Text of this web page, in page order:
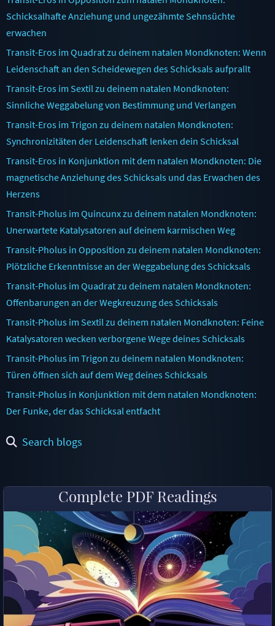
Schicksalhafte Anziehung und ungezähmte Sehnsüchte
erwachen
Transit-Eros im Quadrat zu deinem natalen Mondknoten: Wenn
Leidenschaft an den Scheidewegen des Schicksals aufprallt
Transit-Eros im Sextil zu deinem natalen Mondknoten:
Sinnliche Weggabelung von Bestimmung und Verlangen
Transit-Eros im Trigon zu deinem natalen Mondknoten:
Synchronizitäten der Leidenschaft lenken dein Schicksal
Transit-Eros in Konjunktion mit dem natalen Mondknoten: Die
magnetische Anziehung des Schicksals und das Erwachen des
Herzens
Transit-Pholus im Quincunx zu deinem natalen Mondknoten:
Unerwartete Katalysatoren auf deinem karmischen Weg
Transit-Pholus in Opposition zu deinem natalen Mondknoten:
Plötzliche Erkenntnisse an der Weggabelung des Schicksals
Transit-Pholus im Quadrat zu deinem natalen Mondknoten:
Offenbarungen an der Wegkreuzung des Schicksals
Transit-Pholus im Sextil zu deinem natalen Mondknoten: Feine
Katalysatoren wecken verborgene Wege deines Schicksals
Transit-Pholus im Trigon zu deinem natalen Mondknoten:
Türen öffnen sich auf dem Weg deines Schicksals
Transit-Pholus in Konjunktion mit dem natalen Mondknoten:
Der Funke, der das Schicksal entfacht
Search blogs
Complete PDF Readings